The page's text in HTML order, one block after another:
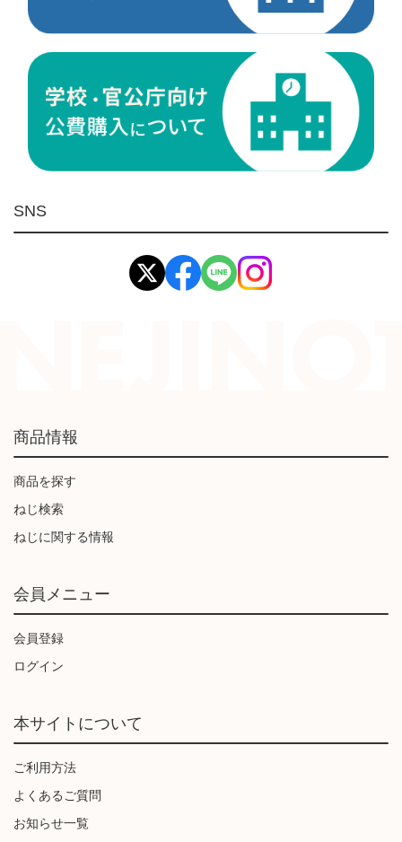
ケミカル製品
荷役伝導
環境安全用品
イマオ製品(IMAO)
工業資材(栃木屋)
SNS
商品情報
商品を探す
ねじ検索
ねじに関する情報
会員メニュー
会員登録
ログイン
本サイトについて
ご利用方法
よくあるご質問
お知らせ一覧